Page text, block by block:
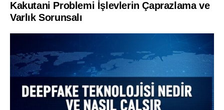
Kakutani Problemi İşlevlerin Çaprazlama ve
Varlık Sorunsalı